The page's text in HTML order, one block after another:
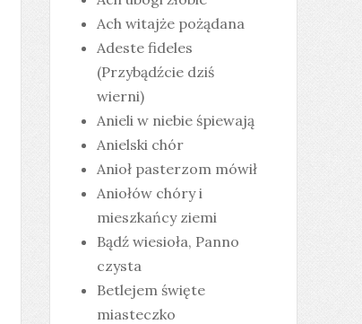
Ach witajże pożądana
Adeste fideles
(Przybądźcie dziś
wierni)
Anieli w niebie śpiewają
Anielski chór
Anioł pasterzom mówił
Aniołów chóry i
mieszkańcy ziemi
Bądź wiesioła, Panno
czysta
Betlejem święte
miasteczko